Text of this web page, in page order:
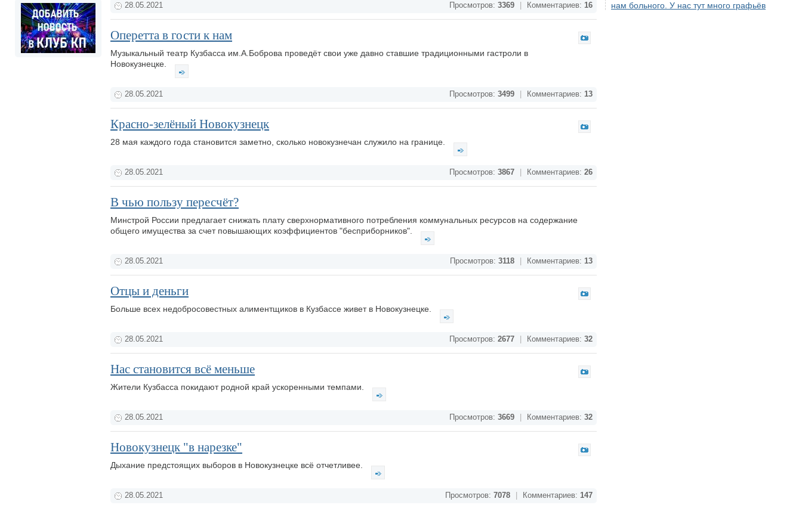
нам больного. У нас тут много графьёв
28.05.2021 Просмотров: 3369 Комментариев: 16
Оперетта в гости к нам
Музыкальный театр Кузбасса им.А.Боброва проведёт свои уже давно ставшие традиционными гастроли в
Новокузнецке.
28.05.2021 Просмотров: 3499 Комментариев: 13
Красно-зелёный Новокузнецк
28 мая каждого года становится заметно, сколько новокузнечан служило на границе.
28.05.2021 Просмотров: 3867 Комментариев: 26
В чью пользу пересчёт?
Минстрой России предлагает снижать плату сверхнормативного потребления коммунальных ресурсов на содержание
общего имущества за счет повышающих коэффициентов "бесприборников".
28.05.2021 Просмотров: 3118 Комментариев: 13
Отцы и деньги
Больше всех недобросовестных алиментщиков в Кузбассе живет в Новокузнецке.
28.05.2021 Просмотров: 2677 Комментариев: 32
Нас становится всё меньше
Жители Кузбасса покидают родной край ускоренными темпами.
28.05.2021 Просмотров: 3669 Комментариев: 32
Новокузнецк "в нарезке"
Дыхание предстоящих выборов в Новокузнецке всё отчетливее.
28.05.2021 Просмотров: 7078 Комментариев: 147